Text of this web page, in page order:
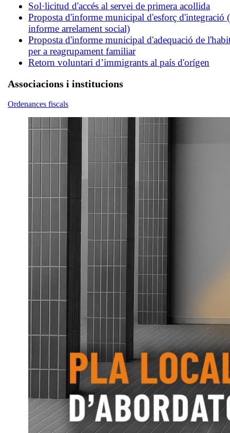
Sol·licitud d'accés al servei de primera acollida
Proposta d'informe municipal d'esforç d'integració
informe arrelament social)
Proposta d'informe municipal d'adequació de
per a reagrupament familiar
Retorn voluntari d’immigrants al país d'orígen
Associacions i institucions
Ordenances fiscals